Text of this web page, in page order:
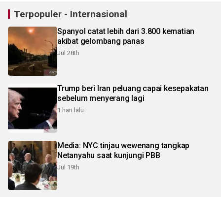
Terpopuler - Internasional
Spanyol catat lebih dari 3.800 kematian
akibat gelombang panas
Jul 28th
Trump beri Iran peluang capai kesepakatan
sebelum menyerang lagi
1 hari lalu
Media: NYC tinjau wewenang tangkap
Netanyahu saat kunjungi PBB
Jul 19th